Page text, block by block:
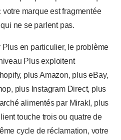
marque est fragmentée
ne se parlent pas.
en particulier, le problème
Plus exploitent
plus Amazon, plus eBay,
plus Instagram Direct, plus
alimentés par Mirakl, plus
touche trois ou quatre de
cycle de réclamation, votre